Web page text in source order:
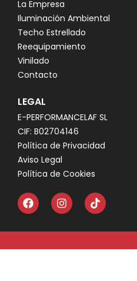
La Empresa
Iluminación Ambiental
Techo Estrellado
Reequipamiento
Vinilado
Contacto
LEGAL
E-PERFORMANCELAF SL
CIF: B02704146
Política de Privacidad
Aviso Legal
Política de Cookies